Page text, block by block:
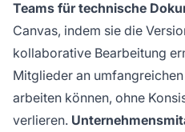
Teams für technische
Canvas, indem sie die
kollaborative Bearbeitung
Mitglieder an
arbeiten können, ohne
verlieren.